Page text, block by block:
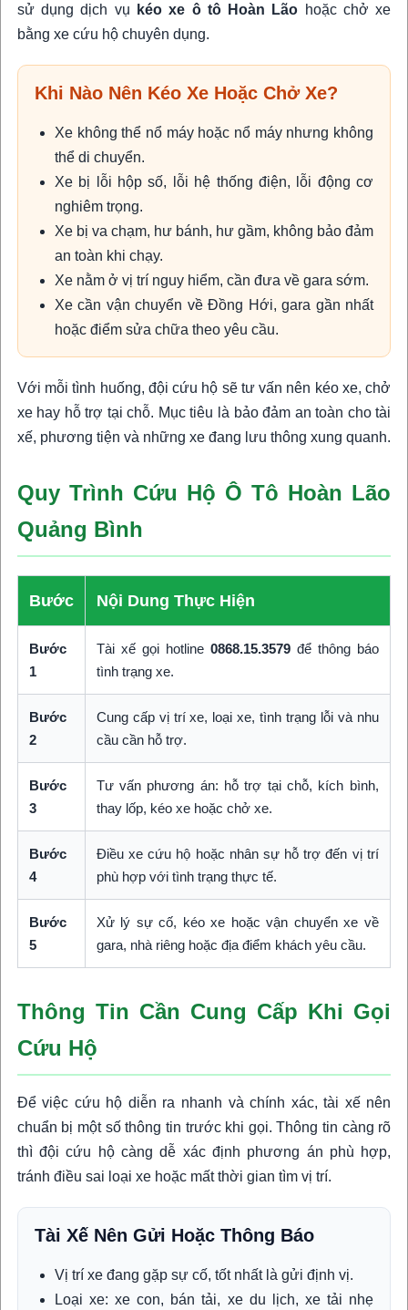
sử dụng dịch vụ
kéo xe ô tô Hoàn Lão hoặc chở xe
bằng xe cứu hộ chuyên dụng.
Khi Nào Nên Kéo Xe Hoặc Chở Xe?
Xe không thể nổ máy hoặc nổ máy nhưng không
thể di chuyển.
Xe bị lỗi hộp số, lỗi hệ thống điện, lỗi động cơ
nghiêm trọng.
Xe bị va chạm, hư bánh, hư gầm, không bảo đảm
an toàn khi chạy.
Xe nằm ở vị trí nguy hiểm, cần đưa về gara sớm.
Xe cần vận chuyển về Đồng Hới, gara gần nhất
hoặc điểm sửa chữa theo yêu cầu.
Với mỗi tình huống, đội cứu hộ sẽ tư vấn nên kéo xe, chở
xe hay hỗ trợ tại chỗ. Mục tiêu là bảo đảm an toàn cho tài
xế, phương tiện và những xe đang lưu thông xung quanh.
Quy Trình Cứu Hộ Ô Tô Hoàn Lão
Quảng Bình
Bước Nội Dung Thực Hiện
Bước
1
Tài xế gọi hotline 0868.15.3579để thông báo
tình trạng xe.
Bước
2
Cung cấp vị trí xe, loại xe, tình trạng lỗi và nhu
cầu cần hỗ trợ.
Bước
3
Tư vấn phương án: hỗ trợ tại chỗ, kích bình,
thay lốp, kéo xe hoặc chở xe.
Bước
4
Điều xe cứu hộ hoặc nhân sự hỗ trợ đến vị trí
phù hợp với tình trạng thực tế.
Bước
5
Xử lý sự cố, kéo xe hoặc vận chuyển xe về
gara, nhà riêng hoặc địa điểm khách yêu cầu.
Thông Tin Cần Cung Cấp Khi Gọi
Cứu Hộ
Để việc cứu hộ diễn ra nhanh và chính xác, tài xế nên
chuẩn bị một số thông tin trước khi gọi. Thông tin càng rõ
thì đội cứu hộ càng dễ xác định phương án phù hợp,
tránh điều sai loại xe hoặc mất thời gian tìm vị trí.
Tài Xế Nên Gửi Hoặc Thông Báo
Vị trí xe đang gặp sự cố, tốt nhất là gửi định vị.
Loại xe: xe con, bán tải, xe du lịch, xe tải nhẹ